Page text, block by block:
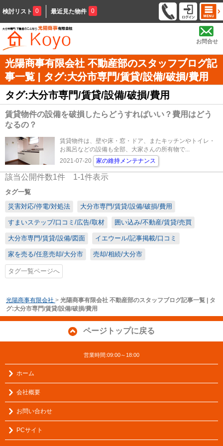
検討リスト 0 最近見た物件 0
お問合せ
光陽商事有限会社 不動産部のスタッフブログ記
事一覧 | タグ:大分市専門/賃貸/設備/破損/費用
タグ:大分市専門/賃貸/設備/破損/費用
賃貸物件の設備を破損したらどうすればいい？費用はどう
なるの？
賃貸物件は、壁や床・窓・ドア、またキッチンやトイレ・
お風呂などの設備も全部、大家さんの所有物で...
2021-07-20
家の維持メンテナンス
該当公開件数1件 1-1件表示
タグ一覧
災害対応/停電/対処法
大分市専門/賃貸/設備/破損/費用
すまいステップ/口コミ/広告/取材 囲い込み/不動産/賃貸/売買
大分市専門/賃貸/設備/図面 イエウール/記事掲載/口コミ
家を売る/任意売却/大分市 売却/相続/大分市
タグ一覧ページへ
光陽商事有限会社 > 光陽商事有限会社 不動産部のスタッフブログ記事一覧 | タ
グ:大分市専門/賃貸/設備/破損/費用
ページトップに戻る
営業時間:09:00～18:00
ホーム
会社概要
お問い合わせ
PCサイト